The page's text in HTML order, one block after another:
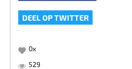
DEEL OP TWITTER
0x
529